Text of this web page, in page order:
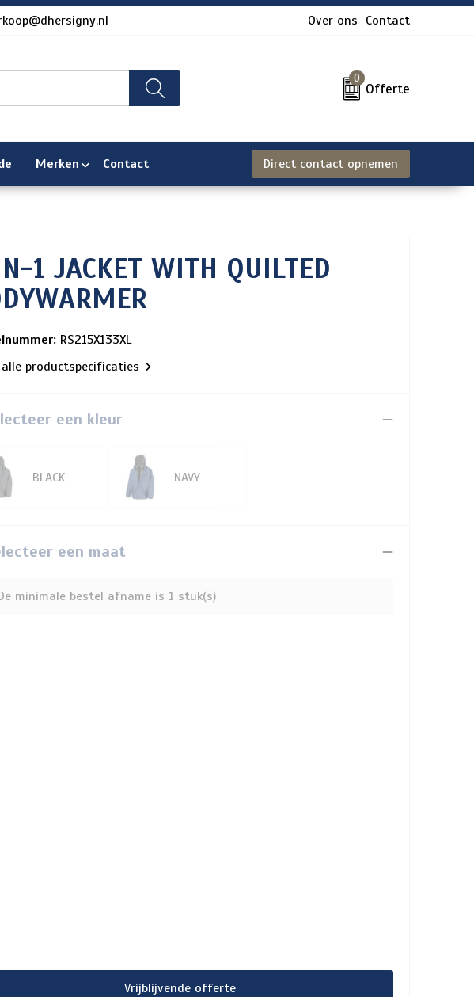
Over ons Contact
0
Offerte
Merken Contact Direct contact opnemen
1 JACKET WITH QUILTED
RS215X133XL
alle productspecificaties
een kleur
BLACK NAVY
een maat
minimale bestel afname is 1 stuk(s)
Vrijblijvende offerte